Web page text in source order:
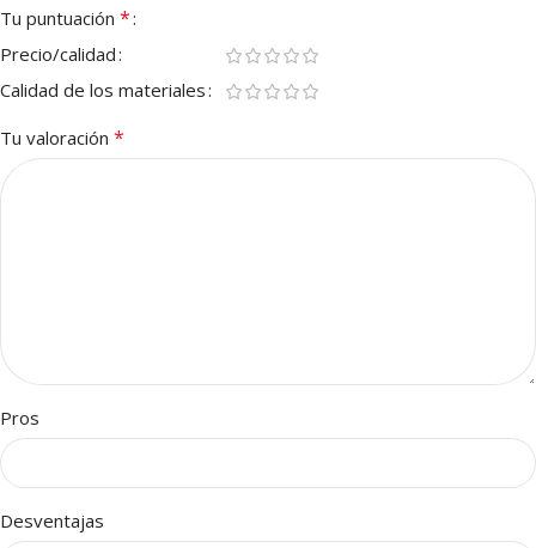
Tu puntuación *
Precio/calidad
Calidad de los materiales
Tu valoración *
Pros
Desventajas